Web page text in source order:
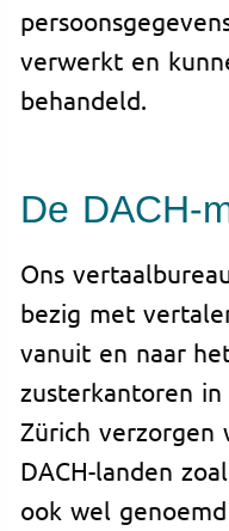
verwerkt en
behandeld.
De DACH-
Ons
bezig met
vanuit en naar
zusterkantoren
Zürich verzorgen
DACH-landen
ook wel